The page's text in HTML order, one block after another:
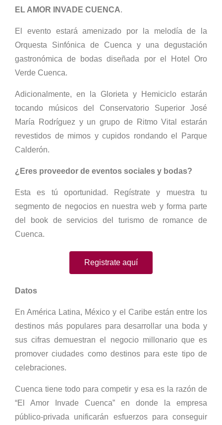
EL AMOR INVADE CUENCA.
El evento estará amenizado por la melodía de la
Orquesta Sinfónica de Cuenca y una degustación
gastronómica de bodas diseñada por el Hotel Oro
Verde Cuenca.
Adicionalmente, en la Glorieta y Hemiciclo estarán
tocando músicos del Conservatorio Superior José
María Rodríguez y un grupo de Ritmo Vital estarán
revestidos de mimos y cupidos rondando el Parque
Calderón.
¿Eres proveedor de eventos sociales y bodas?
Esta es tú oportunidad. Regístrate y muestra tu
segmento de negocios en nuestra web y forma parte
del book de servicios del turismo de romance de
Cuenca.
Registrate aquí
Datos
En América Latina, México y el Caribe están entre los
destinos más populares para desarrollar una boda y
sus cifras demuestran el negocio millonario que es
promover ciudades como destinos para este tipo de
celebraciones.
Cuenca tiene todo para competir y esa es la razón de
“El Amor Invade Cuenca” en donde la empresa
público-privada unificarán esfuerzos para conseguir